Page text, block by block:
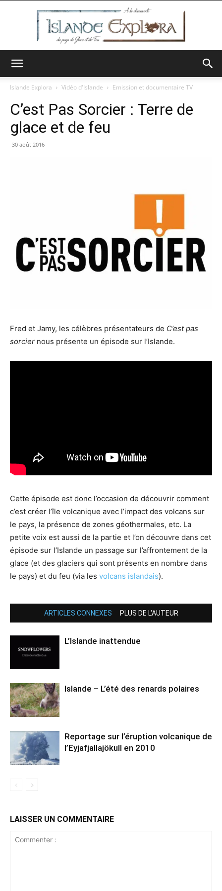
Explora
Islande Explora Vidéo d'Islande Emission et documentaire TV
C’est Pas Sorcier : Terre de
glace et de feu
30 août 2016
Fred et Jamy, les célèbres présentateurs de C’est pas
sorcier nous présente un épisode sur l’Islande.
Cette épisode est donc l’occasion de découvrir comment
c’est créer l’île volcanique avec l’impact des volcans sur
le pays, la présence de zones géothermales, etc. La
petite voix est aussi de la partie et l’on découvre dans cet
épisode sur l’Islande un passage sur l’affrontement de la
glace (et des glaciers qui sont présents en nombre dans
le pays) et du feu (via les volcans islandais).
ARTICLES CONNEXES PLUS DE L'AUTEUR
L’Islande inattendue
Islande – L’été des renards polaires
Reportage sur l’éruption volcanique de
l’Eyjafjallajökull en 2010
LAISSER UN COMMENTAIRE